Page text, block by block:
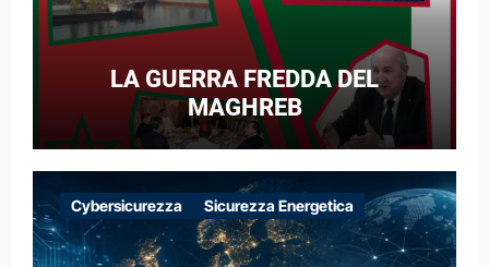
LA GUERRA FREDDA DEL
MAGHREB
Cybersicurezza Sicurezza Energetica